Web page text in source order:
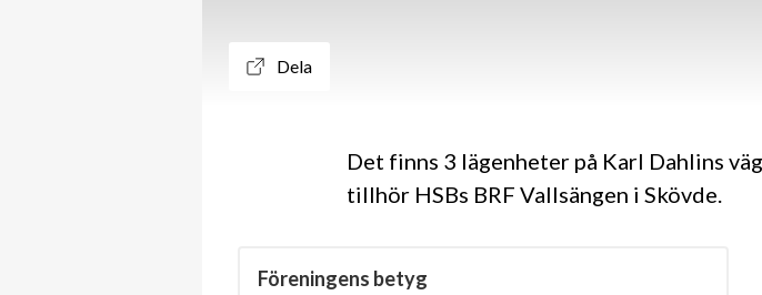
Dela
Det finns 3 lägenheter på Karl Dahlins
tillhör HSBs BRF Vallsängen i Skövde.
Föreningens betyg